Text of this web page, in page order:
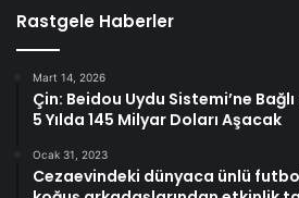
Rastgele Haberler
Mart 14, 2026
Çin: Beidou Uydu Sistemi’ne
5 Yılda 145 Milyar Doları Aşacak
Ocak 31, 2023
Cezaevindeki dünyaca ünlü